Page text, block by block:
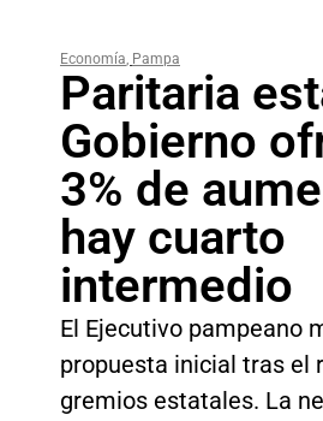
Economía, Pampa
Paritaria
Gobierno
3% de
hay cuarto
intermedio
El Ejecutivo pampeano
propuesta inicial tras el
gremios estatales. La